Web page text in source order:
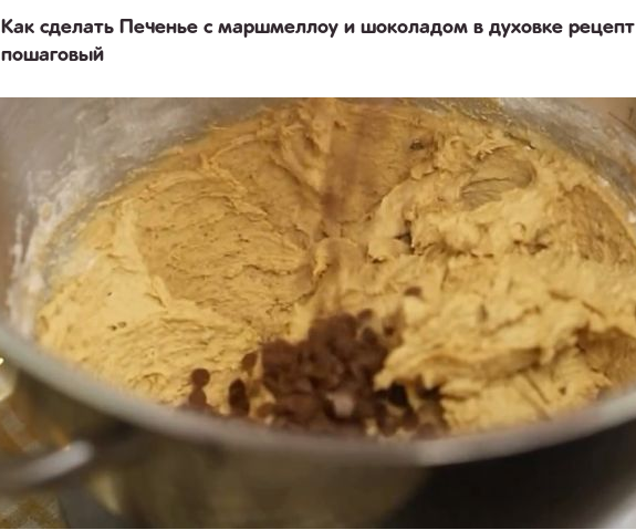
Как сделать Печенье с маршмеллоу и шоколадом в духовке рецепт
пошаговый